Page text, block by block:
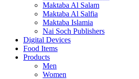
Maktaba Al Salam
Maktaba Al Salfia
Maktaba Islamia
Nai Soch Publishers
Digital Devices
Food Items
Products
Men
Women